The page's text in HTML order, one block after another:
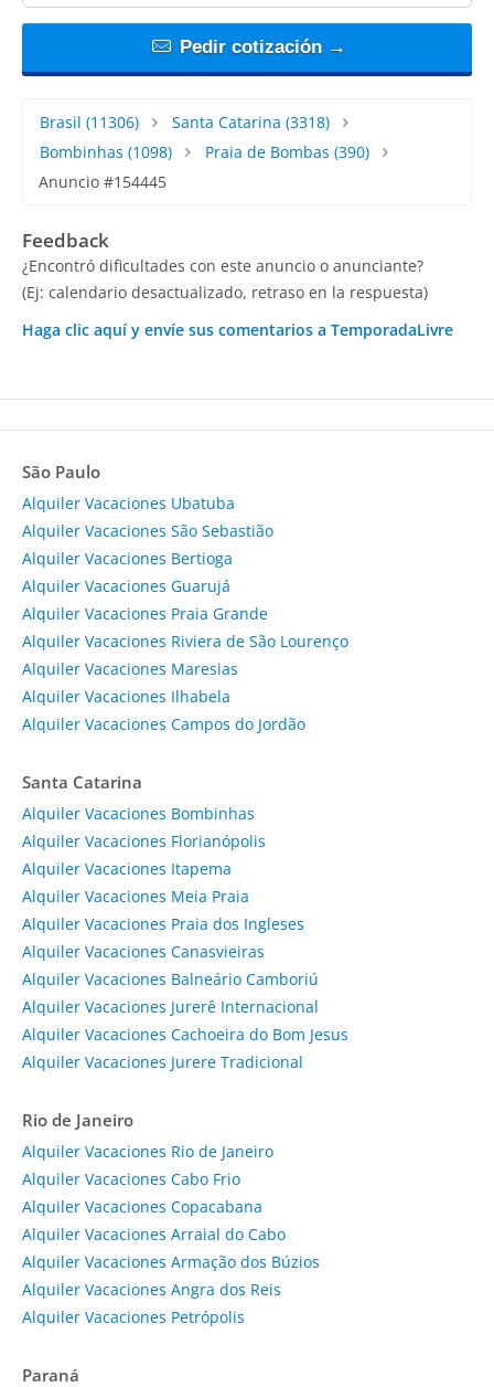
Pedir cotización →
Brasil (11306) Santa Catarina (3318)
Bombinhas (1098) Praia de Bombas (390)
Anuncio #154445
Feedback
¿Encontró dificultades con este anuncio o anunciante?
(Ej: calendario desactualizado, retraso en la respuesta)
Haga clic aquí y envíe sus comentarios a TemporadaLivre
São Paulo
Alquiler Vacaciones Ubatuba
Alquiler Vacaciones São Sebastião
Alquiler Vacaciones Bertioga
Alquiler Vacaciones Guarujá
Alquiler Vacaciones Praia Grande
Alquiler Vacaciones Riviera de São Lourenço
Alquiler Vacaciones Maresias
Alquiler Vacaciones Ilhabela
Alquiler Vacaciones Campos do Jordão
Santa Catarina
Alquiler Vacaciones Bombinhas
Alquiler Vacaciones Florianópolis
Alquiler Vacaciones Itapema
Alquiler Vacaciones Meia Praia
Alquiler Vacaciones Praia dos Ingleses
Alquiler Vacaciones Canasvieiras
Alquiler Vacaciones Balneário Camboriú
Alquiler Vacaciones Jurerê Internacional
Alquiler Vacaciones Cachoeira do Bom Jesus
Alquiler Vacaciones Jurere Tradicional
Rio de Janeiro
Alquiler Vacaciones Rio de Janeiro
Alquiler Vacaciones Cabo Frio
Alquiler Vacaciones Copacabana
Alquiler Vacaciones Arraial do Cabo
Alquiler Vacaciones Armação dos Búzios
Alquiler Vacaciones Angra dos Reis
Alquiler Vacaciones Petrópolis
Paraná